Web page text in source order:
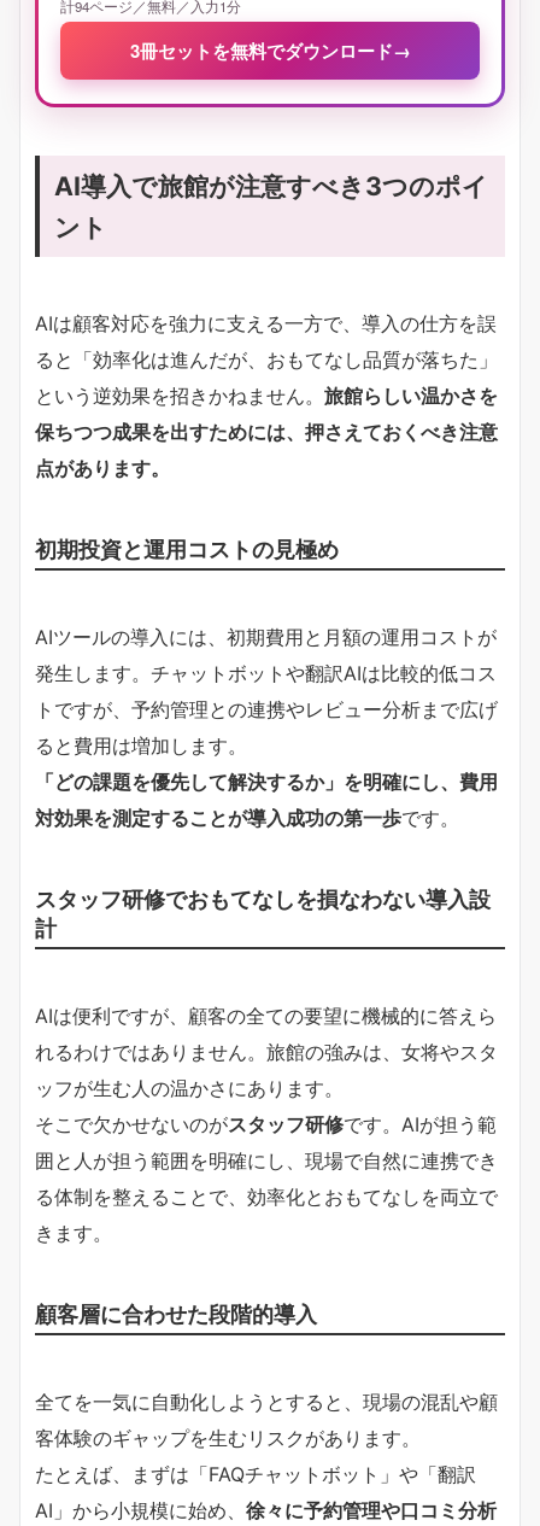
計94ページ／無料／入力1分
3冊セットを無料でダウンロード→
AI導入で旅館が注意すべき3つのポイ
ント
AIは顧客対応を強力に支える一方で、導入の仕方を誤
ると「効率化は進んだが、おもてなし品質が落ちた」
という逆効果を招きかねません。 旅館らしい温かさを
保ちつつ成果を出すためには、押さえておくべき注意
点があります。
初期投資と運用コストの見極め
AIツールの導入には、初期費用と月額の運用コストが
発生します。チャットボットや翻訳AIは比較的低コス
トですが、予約管理との連携やレビュー分析まで広げ
ると費用は増加します。
「どの課題を優先して解決するか」を明確にし、費用
対効果を測定することが導入成功の第一歩です。
スタッフ研修でおもてなしを損なわない導入設
計
AIは便利ですが、顧客の全ての要望に機械的に答えら
れるわけではありません。旅館の強みは、女将やスタ
ッフが生む人の温かさにあります。
そこで欠かせないのがスタッフ研修です。AIが担う範
囲と人が担う範囲を明確にし、現場で自然に連携でき
る体制を整えることで、効率化とおもてなしを両立で
きます。
顧客層に合わせた段階的導入
全てを一気に自動化しようとすると、現場の混乱や顧
客体験のギャップを生むリスクがあります。
たとえば、まずは「FAQチャットボット」や「翻訳
AI」から小規模に始め、 徐々に予約管理や口コミ分析